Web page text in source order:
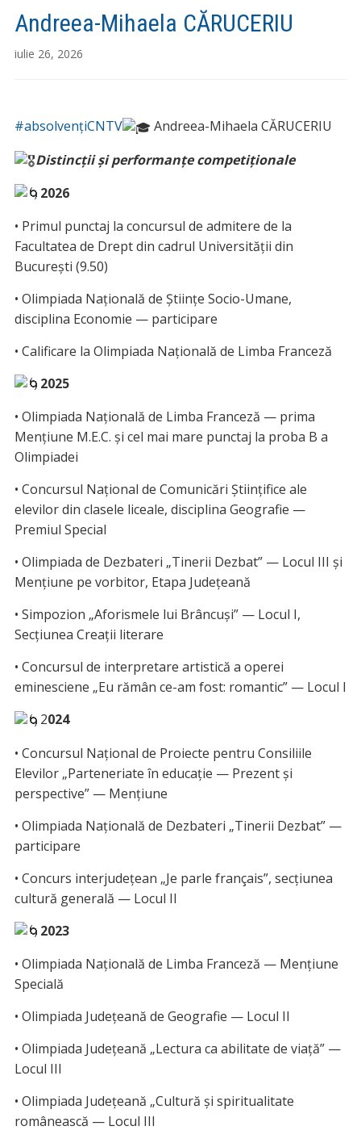
Andreea-Mihaela CĂRUCERIU
iulie 26, 2026
#absolvențiCNTV
Andreea-Mihaela CĂRUCERIU
Distincții și performanțe competiționale
2026
• Primul punctaj la concursul de admitere de la
Facultatea de Drept din cadrul Universității din
București (9.50)
• Olimpiada Națională de Ştiințe Socio-Umane,
disciplina Economie — participare
• Calificare la Olimpiada Națională de Limba Franceză
2025
• Olimpiada Națională de Limba Franceză — prima
Mențiune M.E.C. și cel mai mare punctaj la proba B a
Olimpiadei
• Concursul Național de Comunicări Științifice ale
elevilor din clasele liceale, disciplina Geografie —
Premiul Special
• Olimpiada de Dezbateri „Tinerii Dezbat” — Locul III şi
Mențiune pe vorbitor, Etapa Județeană
• Simpozion „Aforismele lui Brâncuși” — Locul I,
Secțiunea Creații literare
• Concursul de interpretare artistică a operei
eminesciene „Eu rămân ce-am fost: romantic” — Locul I
2024
• Concursul Național de Proiecte pentru Consiliile
Elevilor „Parteneriate în educație — Prezent și
perspective” — Mențiune
• Olimpiada Națională de Dezbateri „Tinerii Dezbat” —
participare
• Concurs interjudețean „Je parle français”, secțiunea
cultură generală — Locul II
2023
• Olimpiada Națională de Limba Franceză — Mențiune
Specială
• Olimpiada Județeană de Geografie — Locul II
• Olimpiada Județeană „Lectura ca abilitate de viață” —
Locul III
• Olimpiada Județeană „Cultură şi spiritualitate
românească — Locul III